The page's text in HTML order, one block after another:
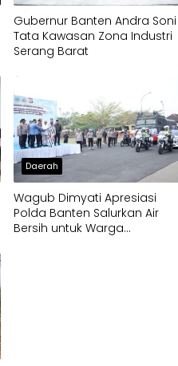
Gubernur Banten Andra Soni
Tata Kawasan Zona Industri
Serang Barat
Daerah
Wagub Dimyati Apresiasi
Polda Banten Salurkan Air
Bersih untuk Warga